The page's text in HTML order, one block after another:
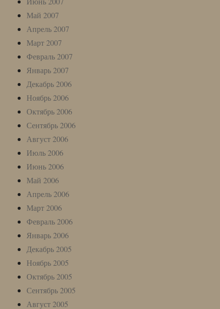
Май 2007
Апрель 2007
Март 2007
Февраль 2007
Январь 2007
Декабрь 2006
Ноябрь 2006
Октябрь 2006
Сентябрь 2006
Август 2006
Июль 2006
Июнь 2006
Май 2006
Апрель 2006
Март 2006
Февраль 2006
Январь 2006
Декабрь 2005
Ноябрь 2005
Октябрь 2005
Сентябрь 2005
Август 2005